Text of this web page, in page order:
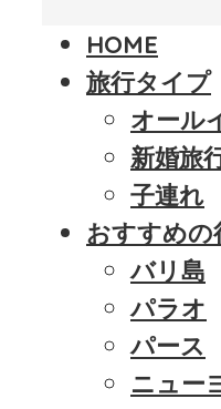
HOME
旅行タイプ
オール
新婚旅
子連れ
おすすめの
バリ島
パラオ
パース
ニュー